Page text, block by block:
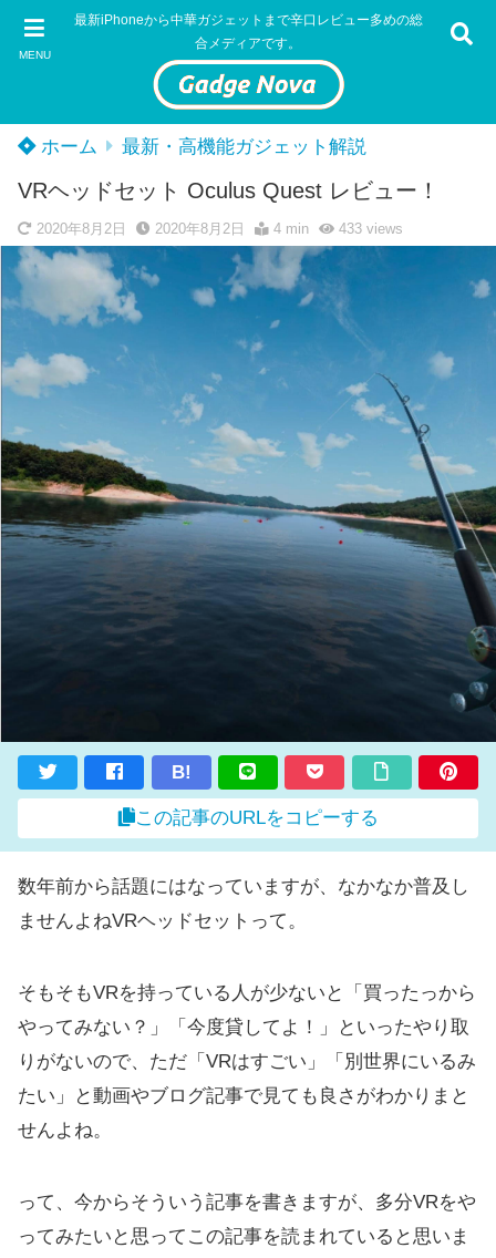
MENU
最新iPhoneから中華ガジェットまで辛口レビュー多めの総
合メディアです。
ホーム 最新・高機能ガジェット解説
VRヘッドセット Oculus Quest レビュー！
2020年8月2日 2020年8月2日 4 min 433views
B!
この記事のURLをコピーする
数年前から話題にはなっていますが、なかなか普及し
ませんよねVRヘッドセットって。
そもそもVRを持っている人が少ないと「買ったっから
やってみない？」「今度貸してよ！」といったやり取
りがないので、ただ「VRはすごい」「別世界にいるみ
たい」と動画やブログ記事で見ても良さがわかりまと
せんよね。
って、今からそういう記事を書きますが、多分VRをや
ってみたいと思ってこの記事を読まれていると思いま